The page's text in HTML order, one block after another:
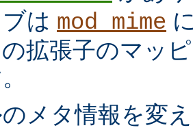
は mod_mime
拡張子のマッ
メタ情報を変